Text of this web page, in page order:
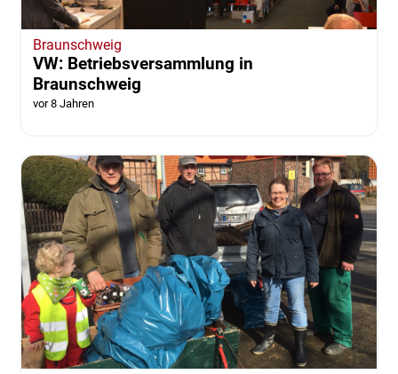
Braunschweig
VW: Betriebsversammlung in
Braunschweig
vor 8 Jahren